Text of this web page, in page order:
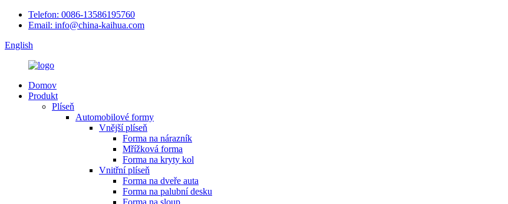
Telefon: 0086-13586195760
Email: info@china-kaihua.com
English
Domov
Produkt
Plíseň
Automobilové formy
Vnější plíseň
Forma na nárazník
Mřížková forma
Forma na kryty kol
Vnitřní plíseň
Forma na dveře auta
Forma na palubní desku
Forma na sloup